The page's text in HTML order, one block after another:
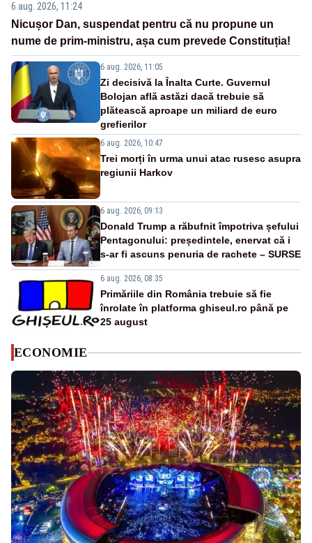
6 aug. 2026, 11:24
Nicușor Dan, suspendat pentru că nu propune un
nume de prim-ministru, așa cum prevede Constituția!
6 aug. 2026, 11:05
Zi decisivă la Înalta Curte. Guvernul
Bolojan află astăzi dacă trebuie să
plătească aproape un miliard de euro
grefierilor
6 aug. 2026, 10:47
Trei morți în urma unui atac rusesc asupra
regiunii Harkov
6 aug. 2026, 09:13
Donald Trump a răbufnit împotriva șefului
Pentagonului: președintele, enervat că i
s-ar fi ascuns penuria de rachete – SURSE
6 aug. 2026, 08:35
Primăriile din România trebuie să fie
înrolate în platforma ghiseul.ro până pe
25 august
ECONOMIE